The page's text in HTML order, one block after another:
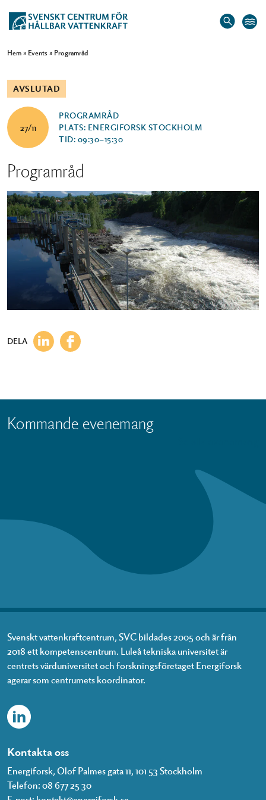
Hem» Events » Programråd
27/11
PROGRAMRÅD
PLATS: ENERGIFORSK STOCKHOLM
TID: 09:30–15:30
AVSLUTAD
Programråd
DELA
Kommande evenemang
Svenskt vattenkraftcentrum, SVC bildades 2005 och är från
2018 ett kompetenscentrum. Luleå tekniska universitet är
centrets värduniversitet och forskningsföretaget Energiforsk
agerar som centrumets koordinator.
Kontakta oss
Energiforsk, Olof Palmes gata 11, 101 53 Stockholm
Telefon: 08 677 25 30